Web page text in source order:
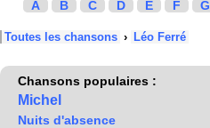
A B C D E F G
Toutes les chansons › Léo Ferré
Chansons populaires :
Michel
Nuits d'absence